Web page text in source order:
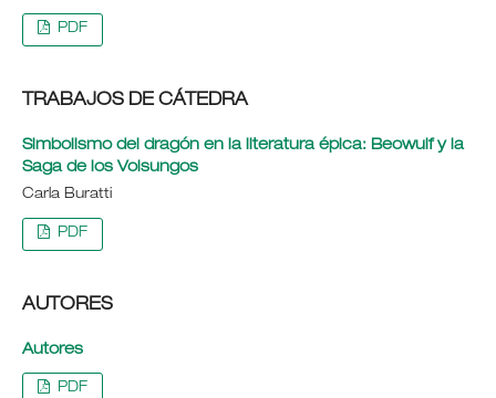
PDF
TRABAJOS DE CÁTEDRA
Simbolismo del dragón en la literatura épica: Beowulf y la
Saga de los Volsungos
Carla Buratti
PDF
AUTORES
Autores
PDF